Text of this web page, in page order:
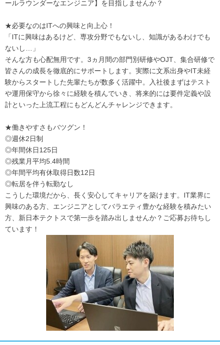
ールラウンダーなエンジニア】を目指しませんか？
★必要なのはITへの興味と向上心！
「ITに興味はあるけど、専攻分野でもないし、知識があるわけでも
ないし…」
そんな方も心配無用です。3ヵ月間の部門別研修やOJT、集合研修で
皆さんの成長を徹底的にサポートします。実際に文系出身やIT未経
験からスタートした先輩たちが数多く活躍中。入社後まずはテスト
や運用保守から徐々に経験を積んでいき、将来的には要件定義や設
計といった上流工程にもどんどんチャレンジできます。
★働きやすさもバツグン！
◎週休2日制
◎年間休日125日
◎残業月平均5.4時間
◎年間平均有休取得日数12日
◎転居を伴う転勤なし
こうした環境だから、長く安心してキャリアを築けます。IT業界に
興味のある方、エンジニアとしてバラエティ豊かな経験を積みたい
方、新日本テクトスで第一歩を踏み出しませんか？ご応募お待ちし
ています！